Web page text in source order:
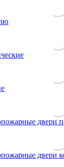
двери
двери